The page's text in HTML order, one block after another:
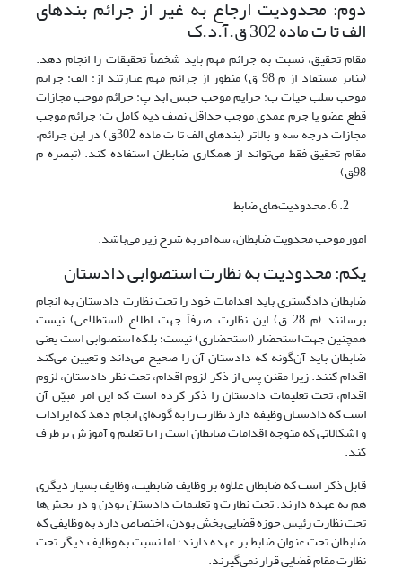
دوم: محدودیت ارجاع به غیر از جرائم بندهای
الف تا ت ماده 302 ق.آ.د.ک
مقام تحقیق، نسبت به جرائم مهم باید شخصاً تحقیقات را انجام دهد.
(بنابر مستفاد از م 98 ق) منظور از جرائم مهم عبارتند از: الف: جرایم
موجب سلب حیات ب: جرایم موجب حبس ابد پ: جرائم موجب مجازات
قطع عضو یا جرم عمدی موجب حداقل نصف دیه کامل ت: جرائم موجب
مجازات درجه سه و بالاتر (بندهای الف تا ت ماده 302ق) در این جرائم،
مقام تحقیق فقط می‌تواند از همکاری ضابطان استفاده کند. (تبصره م
98ق)
6. محدودیت‌های ضابط
امور موجب محدویت ضابطان، سه امر به شرح زیر می‌باشد.
یکم: محدودیت به نظارت استصوابی دادستان
ضابطان دادگستری باید اقدامات خود را تحت نظارت دادستان به انجام
برسانند (م 28 ق) این نظارت صرفاً جهت اطلاع (استطلاعی) نیست
همچنین جهت استحضار (استحضاری) نیست؛ بلکه استصوابی است یعنی
ضابطان باید آن‌گونه که دادستان آن را صحیح می‌داند و تعیین می‌کند
اقدام کنند. زیرا مقنن پس از ذکر لزوم اقدام، تحت نظر دادستان، لزوم
اقدام، تحت تعلیمات دادستان را ذکر کرده است که این امر مبیّن آن
است که دادستان وظیفه دارد نظارت را به گونه‌ای انجام دهد که ایرادات
و اشکالاتی که متوجه اقدامات ضابطان است را با تعلیم و آموزش برطرف
کند.
قابل ذکر است که ضابطان علاوه بر وظایف ضابطیت، وظایف بسیار دیگری
هم به عهده دارند. تحت نظارت و تعلیمات دادستان بودن و در بخش‌ها
تحت نظارت رئیس حوزه قضایی بخش بودن، اختصاص دارد به وظایفی که
ضابطان تحت عنوان ضابط بر عهده دارند؛ اما نسبت به وظایف دیگر تحت
نظارت مقام قضایی قرار نمی‌گیرند.